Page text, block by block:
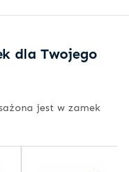
dla Twojego
jest w zamek